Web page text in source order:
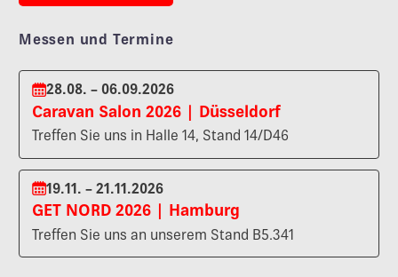
Messen und Termine
28.08. – 06.09.2026
Caravan Salon 2026 | Düsseldorf
Treffen Sie uns in Halle 14, Stand 14/D46
19.11. – 21.11.2026
GET NORD 2026 | Hamburg
Treffen Sie uns an unserem Stand B5.341